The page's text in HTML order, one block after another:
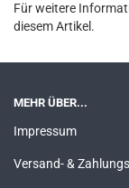
Für weitere
diesem Artikel.
MEHR ÜBER...
Impressum
Versand- &